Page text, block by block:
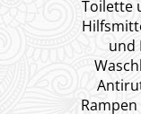
Toilette
und